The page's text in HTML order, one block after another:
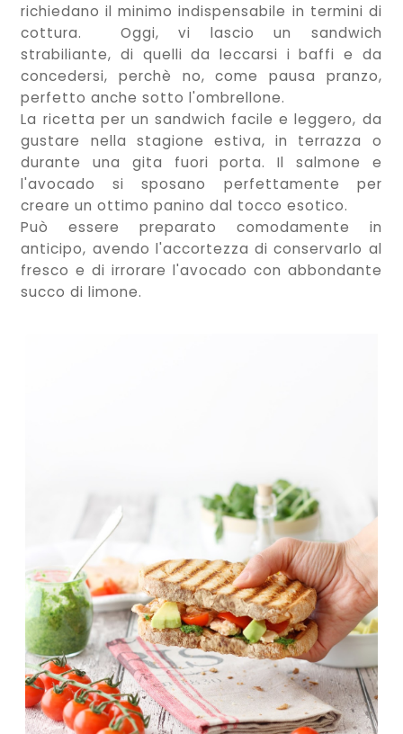
richiedano il minimo indispensabile in termini di
cottura. Oggi, vi lascio un sandwich
strabiliante, di quelli da leccarsi i baffi e da
concedersi, perchè no, come pausa pranzo,
perfetto anche sotto l'ombrellone.
La ricetta per un sandwich facile e leggero, da
gustare nella stagione estiva, in terrazza o
durante una gita fuori porta. Il salmone e
l'avocado si sposano perfettamente per
creare un ottimo panino dal tocco esotico.
Può essere preparato comodamente in
anticipo, avendo l'accortezza di conservarlo al
fresco e di irrorare l'avocado con abbondante
succo di limone.